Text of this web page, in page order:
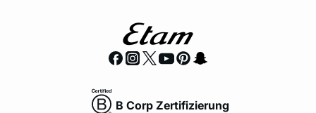
B Corp Zertifizierung